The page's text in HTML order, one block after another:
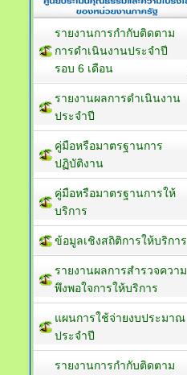
รายงานการกำกับติดตาม
การดำเนินงานประจำปี
รอบ 6 เดือน
รายงานผลการดำเนินงาน
ประจำปี
คู่มือหรือมาตรฐานการ
ปฏิบัติงาน
คู่มือหรือมาตรฐานการให้
บริการ
ข้อมูลเชิงสถิติการให้บริการ
รายงานผลการสำรวจความ
พึงพอใจการให้บริการ
แผนการใช้จ่ายงบประมาณ
ประจำปี
รายงานการกำกับติดตาม